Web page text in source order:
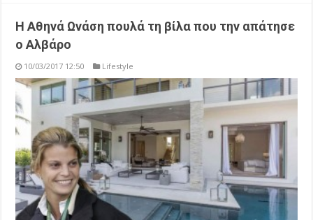
Η Αθηνά Ωνάση πουλά τη βίλα που την απάτησε
ο Αλβάρο
10/03/2017 12:50 Lifestyle